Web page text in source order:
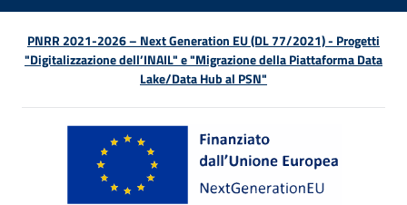
PNRR 2021-2026 – Next Generation EU (DL 77/2021) - Progetti
"Digitalizzazione dell’INAIL" e "Migrazione della Piattaforma Data
Lake/Data Hub al PSN"